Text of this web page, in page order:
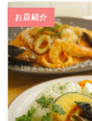
お店紹介